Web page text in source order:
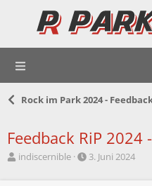
Rock im Park 2024 -
Feedback RiP 2024
E
indiscernible
E
3. Juni 2024